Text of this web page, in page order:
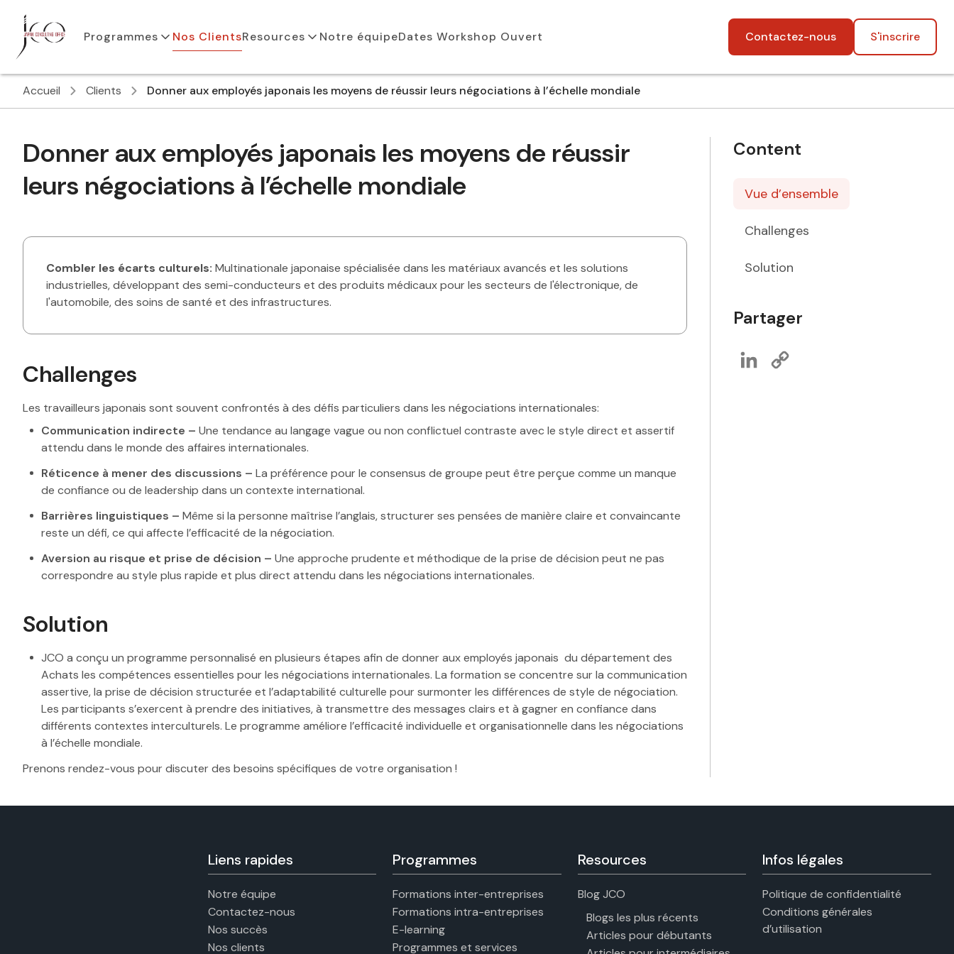
Programmes Nos ClientsResources Notre équipeDates Workshop Ouvert Contactez-nous S'inscrire
Accueil Clients Donner aux employés japonais les moyens de réussir leurs négociations à l’échelle mondiale
Donner aux employés japonais les moyens de réussir
leurs négociations à l’échelle mondiale
Combler les écarts culturels: Multinationale japonaise spécialisée dans les matériaux avancés et les solutions
industrielles, développant des semi-conducteurs et des produits médicaux pour les secteurs de l'électronique, de
l'automobile, des soins de santé et des infrastructures.
Challenges
Les travailleurs japonais sont souvent confrontés à des défis particuliers dans les négociations internationales:
Communication indirecte – Une tendance au langage vague ou non conflictuel contraste avec le style direct et assertif
attendu dans le monde des affaires internationales.
Réticence à mener des discussions – La préférence pour le consensus de groupe peut être perçue comme un manque
de confiance ou de leadership dans un contexte international.
Barrières linguistiques – Même si la personne maîtrise l’anglais, structurer ses pensées de manière claire et convaincante
reste un défi, ce qui affecte l’efficacité de la négociation.
Aversion au risque et prise de décision – Une approche prudente et méthodique de la prise de décision peut ne pas
correspondre au style plus rapide et plus direct attendu dans les négociations internationales.
Solution
JCO a conçu un programme personnalisé en plusieurs étapes afin de donner auxemployés japonais du département des
Achats les compétences essentielles pour les négociations internationales. La formation se concentre sur la communication
assertive, la prise de décision structurée et l’adaptabilité culturelle pour surmonter les différences de style de négociation.
Les participants s’exercent à prendre des initiatives, à transmettre des messages clairs et à gagner en confiance dans
différents contextes interculturels. Le programme améliore l’efficacité individuelle et organisationnelle dans les négociations
à l’échelle mondiale.
Prenons rendez-vous pour discuter des besoins spécifiques de votre organisation !
Content
Vue d’ensemble
Challenges
Solution
Partager
LinkedIn
Liens rapides
Notre équipe
Contactez-nous
Nos succès
Nos clients
Programmes
Formations inter-entreprises
Formations intra-entreprises
E-learning
Programmes et services
Resources
Blog JCO
Blogs les plus récents
Articles pour débutants
Infos légales
Politique de confidentialité
Conditions générales
d’utilisation